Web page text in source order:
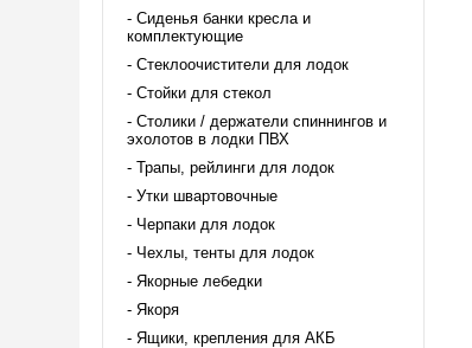
Сиденья банки кресла и
комплектующие
Стеклоочистители для лодок
Стойки для стекол
Столики / держатели спиннингов и
эхолотов в лодки ПВХ
Трапы, рейлинги для лодок
Утки швартовочные
Черпаки для лодок
Чехлы, тенты для лодок
Якорные лебедки
Якоря
Ящики, крепления для АКБ